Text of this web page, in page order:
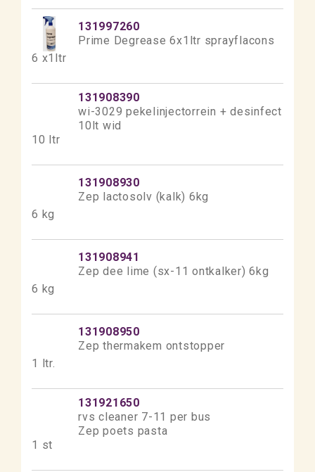
131997260
Prime Degrease 6x1ltr sprayflacons
6 x1ltr
131908390
wi-3029 pekelinjectorrein + desinfect
10lt wid
10 ltr
131908930
Zep lactosolv (kalk) 6kg
6 kg
131908941
Zep dee lime (sx-11 ontkalker) 6kg
6 kg
131908950
Zep thermakem ontstopper
1 ltr.
131921650
rvs cleaner 7-11 per bus
Zep poets pasta
1 st